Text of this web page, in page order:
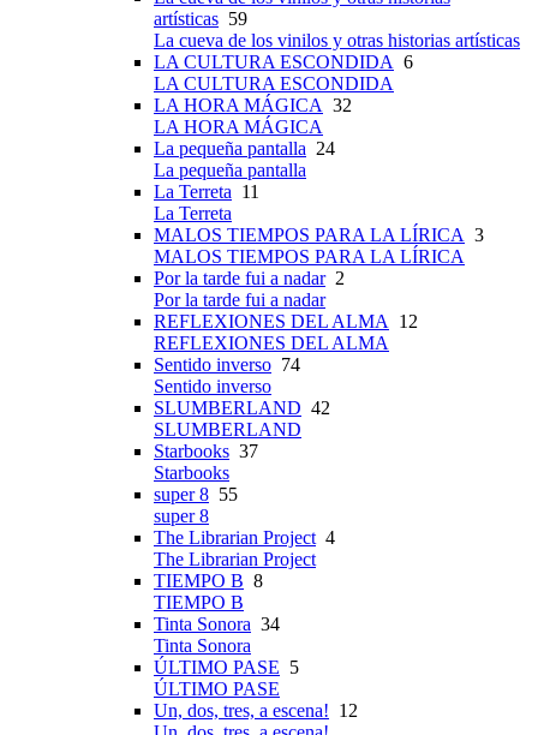
artísticas 59
La cueva de los vinilos y otras historias artísticas
LA CULTURA ESCONDIDA 6
LA CULTURA ESCONDIDA
LA HORA MÁGICA 32
LA HORA MÁGICA
La pequeña pantalla 24
La pequeña pantalla
La Terreta 11
La Terreta
MALOS TIEMPOS PARA LA LÍRICA 3
MALOS TIEMPOS PARA LA LÍRICA
Por la tarde fui a nadar2
Por la tarde fui a nadar
REFLEXIONES DEL ALMA
12
REFLEXIONES DEL ALMA
Sentido inverso 74
Sentido inverso
SLUMBERLAND 42
SLUMBERLAND
Starbooks 37
Starbooks
super 8 55
super 8
The Librarian Project 4
The Librarian Project
TIEMPO B 8
TIEMPO B
Tinta Sonora 34
Tinta Sonora
ÚLTIMO PASE 5
ÚLTIMO PASE
Un, dos, tres, a escena! 12